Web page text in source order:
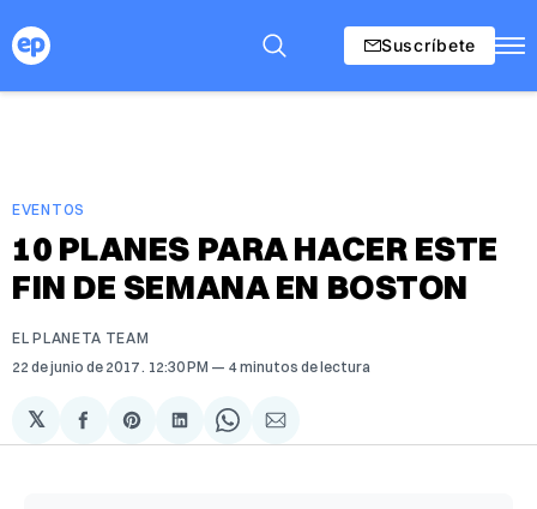
Suscríbete
EVENTOS
10 PLANES PARA HACER ESTE
FIN DE SEMANA EN BOSTON
EL PLANETA TEAM
22 de junio de 2017 . 12:30 PM 4 minutos de lectura
𝕏
Compartir
en
Share
on
Compartir
en
Share
on
Compartir
via